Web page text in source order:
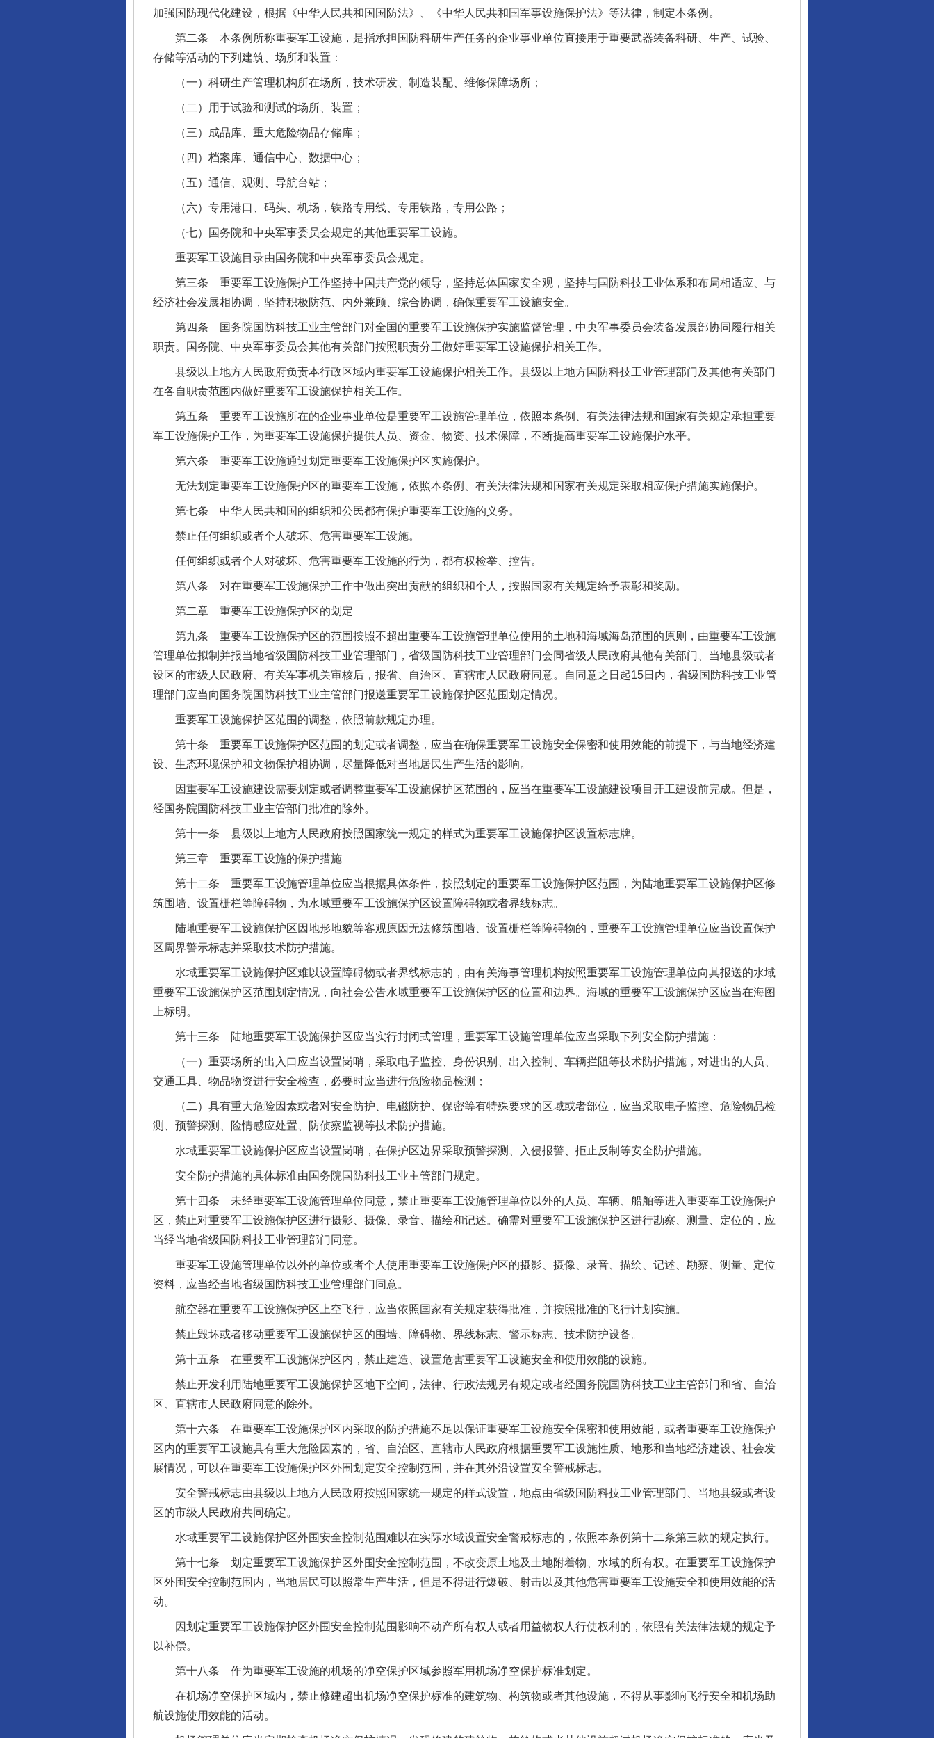
加强国防现代化建设，根据《中华人民共和国国防法》、《中华人民共和国军事设施保护法》等法律，制定本条例。
第二条 本条例所称重要军工设施，是指承担国防科研生产任务的企业事业单位直接用于重要武器装备科研、生产、试验、
存储等活动的下列建筑、场所和装置：
（一）科研生产管理机构所在场所，技术研发、制造装配、维修保障场所；
（二）用于试验和测试的场所、装置；
（三）成品库、重大危险物品存储库；
（四）档案库、通信中心、数据中心；
（五）通信、观测、导航台站；
（六）专用港口、码头、机场，铁路专用线、专用铁路，专用公路；
（七）国务院和中央军事委员会规定的其他重要军工设施。
重要军工设施目录由国务院和中央军事委员会规定。
第三条 重要军工设施保护工作坚持中国共产党的领导，坚持总体国家安全观，坚持与国防科技工业体系和布局相适应、与
经济社会发展相协调，坚持积极防范、内外兼顾、综合协调，确保重要军工设施安全。
第四条 国务院国防科技工业主管部门对全国的重要军工设施保护实施监督管理，中央军事委员会装备发展部协同履行相关
职责。国务院、中央军事委员会其他有关部门按照职责分工做好重要军工设施保护相关工作。
县级以上地方人民政府负责本行政区域内重要军工设施保护相关工作。县级以上地方国防科技工业管理部门及其他有关部门
在各自职责范围内做好重要军工设施保护相关工作。
第五条 重要军工设施所在的企业事业单位是重要军工设施管理单位，依照本条例、有关法律法规和国家有关规定承担重要
军工设施保护工作，为重要军工设施保护提供人员、资金、物资、技术保障，不断提高重要军工设施保护水平。
第六条 重要军工设施通过划定重要军工设施保护区实施保护。
无法划定重要军工设施保护区的重要军工设施，依照本条例、有关法律法规和国家有关规定采取相应保护措施实施保护。
第七条 中华人民共和国的组织和公民都有保护重要军工设施的义务。
禁止任何组织或者个人破坏、危害重要军工设施。
任何组织或者个人对破坏、危害重要军工设施的行为，都有权检举、控告。
第八条 对在重要军工设施保护工作中做出突出贡献的组织和个人，按照国家有关规定给予表彰和奖励。
第二章 重要军工设施保护区的划定
第九条 重要军工设施保护区的范围按照不超出重要军工设施管理单位使用的土地和海域海岛范围的原则，由重要军工设施
管理单位拟制并报当地省级国防科技工业管理部门，省级国防科技工业管理部门会同省级人民政府其他有关部门、当地县级或者
设区的市级人民政府、有关军事机关审核后，报省、自治区、直辖市人民政府同意。自同意之日起15日内，省级国防科技工业管
理部门应当向国务院国防科技工业主管部门报送重要军工设施保护区范围划定情况。
重要军工设施保护区范围的调整，依照前款规定办理。
第十条 重要军工设施保护区范围的划定或者调整，应当在确保重要军工设施安全保密和使用效能的前提下，与当地经济建
设、生态环境保护和文物保护相协调，尽量降低对当地居民生产生活的影响。
因重要军工设施建设需要划定或者调整重要军工设施保护区范围的，应当在重要军工设施建设项目开工建设前完成。但是，
经国务院国防科技工业主管部门批准的除外。
第十一条 县级以上地方人民政府按照国家统一规定的样式为重要军工设施保护区设置标志牌。
第三章 重要军工设施的保护措施
第十二条 重要军工设施管理单位应当根据具体条件，按照划定的重要军工设施保护区范围，为陆地重要军工设施保护区修
筑围墙、设置栅栏等障碍物，为水域重要军工设施保护区设置障碍物或者界线标志。
陆地重要军工设施保护区因地形地貌等客观原因无法修筑围墙、设置栅栏等障碍物的，重要军工设施管理单位应当设置保护
区周界警示标志并采取技术防护措施。
水域重要军工设施保护区难以设置障碍物或者界线标志的，由有关海事管理机构按照重要军工设施管理单位向其报送的水域
重要军工设施保护区范围划定情况，向社会公告水域重要军工设施保护区的位置和边界。海域的重要军工设施保护区应当在海图
上标明。
第十三条 陆地重要军工设施保护区应当实行封闭式管理，重要军工设施管理单位应当采取下列安全防护措施：
（一）重要场所的出入口应当设置岗哨，采取电子监控、身份识别、出入控制、车辆拦阻等技术防护措施，对进出的人员、
交通工具、物品物资进行安全检查，必要时应当进行危险物品检测；
（二）具有重大危险因素或者对安全防护、电磁防护、保密等有特殊要求的区域或者部位，应当采取电子监控、危险物品检
测、预警探测、险情感应处置、防侦察监视等技术防护措施。
水域重要军工设施保护区应当设置岗哨，在保护区边界采取预警探测、入侵报警、拒止反制等安全防护措施。
安全防护措施的具体标准由国务院国防科技工业主管部门规定。
第十四条 未经重要军工设施管理单位同意，禁止重要军工设施管理单位以外的人员、车辆、船舶等进入重要军工设施保护
区，禁止对重要军工设施保护区进行摄影、摄像、录音、描绘和记述。确需对重要军工设施保护区进行勘察、测量、定位的，应
当经当地省级国防科技工业管理部门同意。
重要军工设施管理单位以外的单位或者个人使用重要军工设施保护区的摄影、摄像、录音、描绘、记述、勘察、测量、定位
资料，应当经当地省级国防科技工业管理部门同意。
航空器在重要军工设施保护区上空飞行，应当依照国家有关规定获得批准，并按照批准的飞行计划实施。
禁止毁坏或者移动重要军工设施保护区的围墙、障碍物、界线标志、警示标志、技术防护设备。
第十五条 在重要军工设施保护区内，禁止建造、设置危害重要军工设施安全和使用效能的设施。
禁止开发利用陆地重要军工设施保护区地下空间，法律、行政法规另有规定或者经国务院国防科技工业主管部门和省、自治
区、直辖市人民政府同意的除外。
第十六条 在重要军工设施保护区内采取的防护措施不足以保证重要军工设施安全保密和使用效能，或者重要军工设施保护
区内的重要军工设施具有重大危险因素的，省、自治区、直辖市人民政府根据重要军工设施性质、地形和当地经济建设、社会发
展情况，可以在重要军工设施保护区外围划定安全控制范围，并在其外沿设置安全警戒标志。
安全警戒标志由县级以上地方人民政府按照国家统一规定的样式设置，地点由省级国防科技工业管理部门、当地县级或者设
区的市级人民政府共同确定。
水域重要军工设施保护区外围安全控制范围难以在实际水域设置安全警戒标志的，依照本条例第十二条第三款的规定执行。
第十七条 划定重要军工设施保护区外围安全控制范围，不改变原土地及土地附着物、水域的所有权。在重要军工设施保护
区外围安全控制范围内，当地居民可以照常生产生活，但是不得进行爆破、射击以及其他危害重要军工设施安全和使用效能的活
动。
因划定重要军工设施保护区外围安全控制范围影响不动产所有权人或者用益物权人行使权利的，依照有关法律法规的规定予
以补偿。
第十八条 作为重要军工设施的机场的净空保护区域参照军用机场净空保护标准划定。
在机场净空保护区域内，禁止修建超出机场净空保护标准的建筑物、构筑物或者其他设施，不得从事影响飞行安全和机场助
航设施使用效能的活动。